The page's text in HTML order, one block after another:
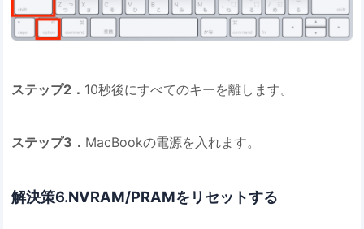
ステップ2． 10秒後にすべてのキーを離します。
ステップ3． MacBookの電源を入れます。
解決策6.NVRAM/PRAMをリセットする